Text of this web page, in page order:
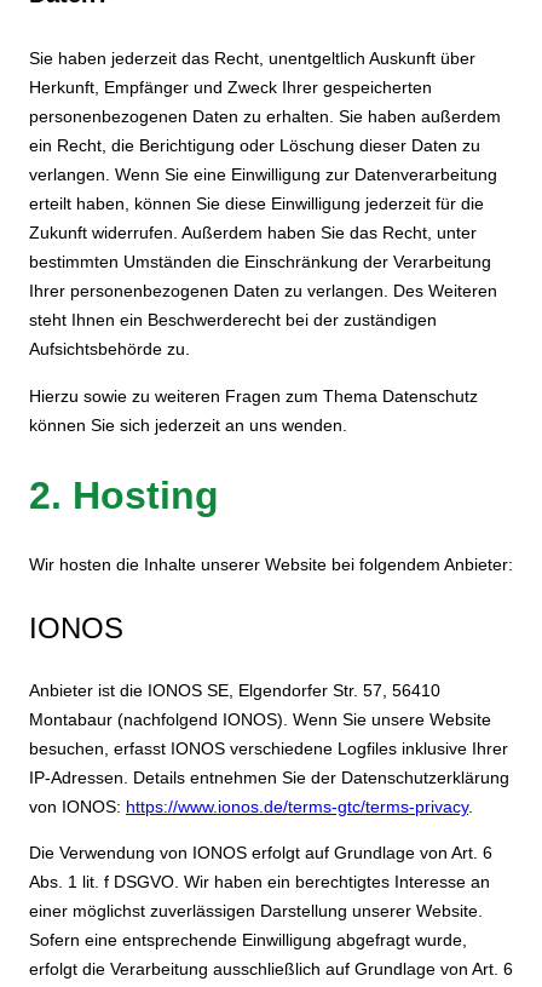
Sie haben jederzeit das Recht, unentgeltlich Auskunft über
Herkunft, Empfänger und Zweck Ihrer gespeicherten
personenbezogenen Daten zu erhalten. Sie haben außerdem
ein Recht, die Berichtigung oder Löschung dieser Daten zu
verlangen. Wenn Sie eine Einwilligung zur Datenverarbeitung
erteilt haben, können Sie diese Einwilligung jederzeit für die
Zukunft widerrufen. Außerdem haben Sie das Recht, unter
bestimmten Umständen die Einschränkung der Verarbeitung
Ihrer personenbezogenen Daten zu verlangen. Des Weiteren
steht Ihnen ein Beschwerderecht bei der zuständigen
Aufsichtsbehörde zu.
Hierzu sowie zu weiteren Fragen zum Thema Datenschutz
können Sie sich jederzeit an uns wenden.
2. Hosting
Wir hosten die Inhalte unserer Website bei folgendem Anbieter:
IONOS
Anbieter ist die IONOS SE, Elgendorfer Str. 57, 56410
Montabaur (nachfolgend IONOS). Wenn Sie unsere Website
besuchen, erfasst IONOS verschiedene Logfiles inklusive Ihrer
IP-Adressen. Details entnehmen Sie der Datenschutzerklärung
von IONOS: https://www.ionos.de/terms-gtc/terms-privacy.
Die Verwendung von IONOS erfolgt auf Grundlage von Art. 6
Abs. 1 lit. f DSGVO. Wir haben ein berechtigtes Interesse an
einer möglichst zuverlässigen Darstellung unserer Website.
Sofern eine entsprechende Einwilligung abgefragt wurde,
erfolgt die Verarbeitung ausschließlich auf Grundlage von Art. 6